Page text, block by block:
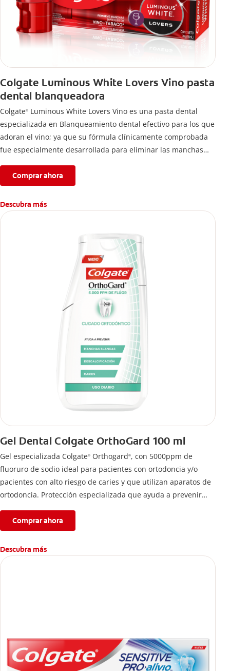
Colgate Luminous White Lovers Vino pasta
dental blanqueadora
Colgate® Luminous White Lovers Vino es una pasta dental
especializada en Blanqueamiento dental efectivo para los que
adoran el vino; ya que su fórmula clínicamente comprobada
fue especialmente desarrollada para eliminar las manchas
proporcionando dientes más blancos sin renunciar a lo que
más te gusta.
Comprar ahora
Descubra más
Gel Dental Colgate OrthoGard 100 ml
Gel especializada Colgate® Orthogard®, con 5000ppm de
fluoruro de sodio ideal para pacientes con ortodoncia y/o
pacientes con alto riesgo de caries y que utilizan aparatos de
ortodoncia. Protección especializada que ayuda a prevenir
Comprar ahora
Descubra más